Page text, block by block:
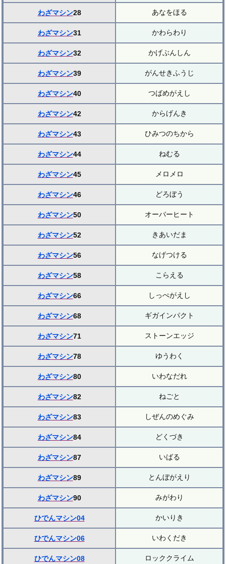
わざマシン28 あなをほる
わざマシン31 かわらわり
わざマシン32 かげぶんしん
わざマシン39 がんせきふうじ
わざマシン40 つばめがえし
わざマシン42 からげんき
わざマシン43 ひみつのちから
わざマシン44 ねむる
わざマシン45 メロメロ
わざマシン46 どろぼう
わざマシン50 オーバーヒート
わざマシン52 きあいだま
わざマシン56 なげつける
わざマシン58 こらえる
わざマシン66 しっぺがえし
わざマシン68 ギガインパクト
わざマシン71 ストーンエッジ
わざマシン78 ゆうわく
わざマシン80 いわなだれ
わざマシン82 ねごと
わざマシン83 しぜんのめぐみ
わざマシン84 どくづき
わざマシン87 いばる
わざマシン89 とんぼがえり
わざマシン90 みがわり
ひでんマシン04 かいりき
ひでんマシン06 いわくだき
ひでんマシン08 ロッククライム